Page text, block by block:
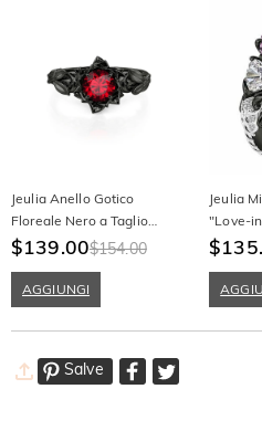
Jeulia Anello Gotico
Floreale Nero a Taglio
Tondo in Argento Sterling
$139.00$154.00
AGGIUNGI
Jeulia
"Love-
con Tre
Salve